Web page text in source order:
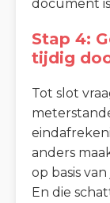
document
Stap 4:
tijdig
Tot slot
anders
op basis
En die